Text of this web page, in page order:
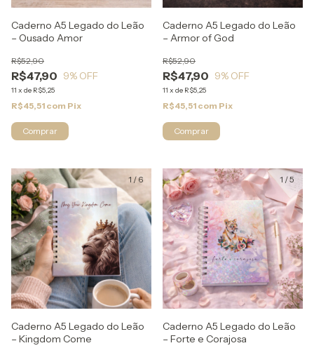
Caderno A5 Legado do Leão
– Ousado Amor
R$47,90
R$52,90
9% OFF
11 x de R$5,25
R$45,51 com Pix
Caderno A5 Legado do Leão
– Armor of God
R$47,90
R$52,90
9% OFF
11 x de R$5,25
R$45,51 com Pix
1 /6
Caderno A5 Legado do Leão
– Kingdom Come
1 /5
Caderno A5 Legado do Leão
– Forte e Corajosa